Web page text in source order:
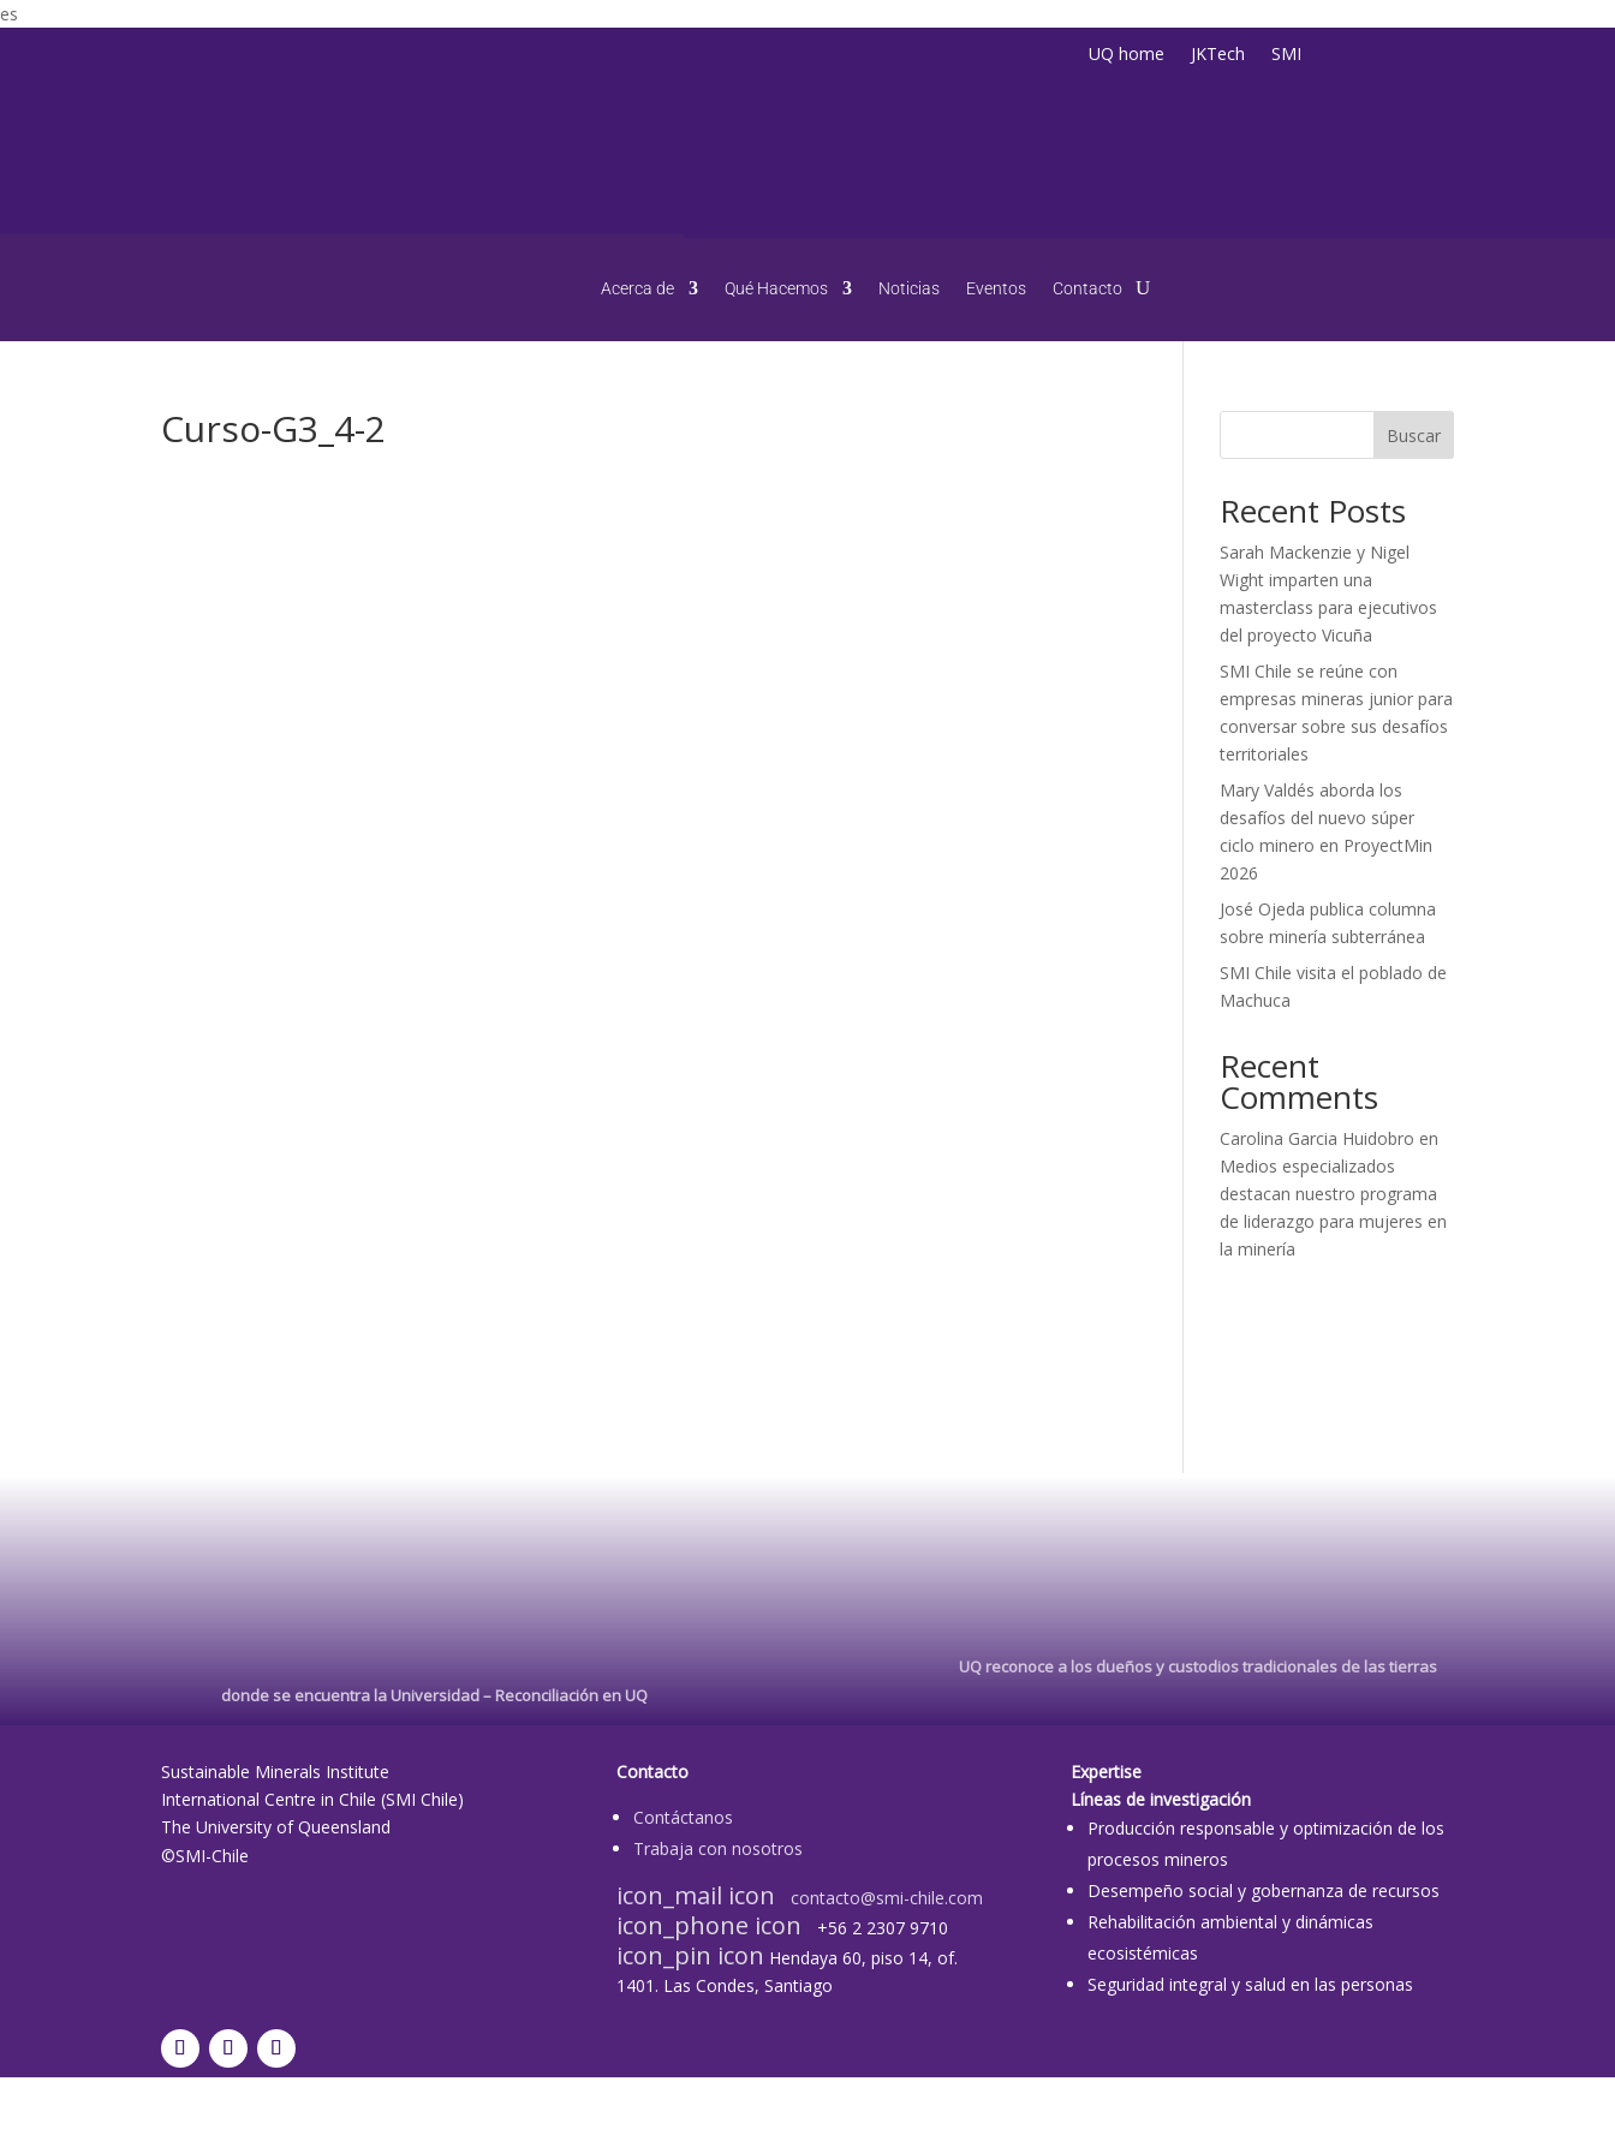
es
UQ home
JKTech SMI
Acerca de Qué Hacemos Noticias Eventos Contacto
Curso-G3_4-2 Buscar
Recent Posts
Sarah Mackenzie y Nigel
Wight imparten una
masterclass para ejecutivos
del proyecto Vicuña
SMI Chile se reúne con
empresas mineras junior para
conversar sobre sus desafíos
territoriales
Mary Valdés aborda los
desafíos del nuevo súper
ciclo minero en ProyectMin
2026
José Ojeda publica columna
sobre minería subterránea
SMI Chile visita el poblado de
Machuca
Recent
Comments
Carolina Garcia Huidobro en
Medios especializados
destacan nuestro programa
de liderazgo para mujeres en
la minería
UQ reconoce a los dueños y custodios tradicionales de las tierras
donde se encuentra la Universidad – Reconciliación en UQ
Sustainable Minerals Institute
International Centre in Chile (SMI Chile)
The University of Queensland
©SMI-Chile
Contacto
Contáctanos
Trabaja con nosotros
icon_mail icon contacto@smi-chile.com
icon_phone icon +56 2 2307 9710​
icon_pin icon Hendaya 60, piso 14, of.
1401. Las Condes, Santiago
Expertise
Líneas de investigación
Producción responsable y optimización de los
procesos mineros
Desempeño social y gobernanza de recursos
Rehabilitación ambiental y dinámicas
ecosistémicas
Seguridad integral y salud en las personas